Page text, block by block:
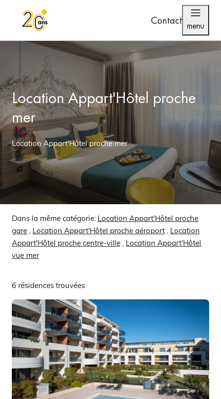
Contact menu
Location Appart'Hôtel proche
mer
Location Appart'Hôtel proche mer
Dans la même catégorie: Location Appart'Hôtel proche
gare , Location Appart'Hôtel proche aéroport , Location
Appart'Hôtel proche centre-ville , Location Appart'Hôtel
vue mer
6 résidences trouvées